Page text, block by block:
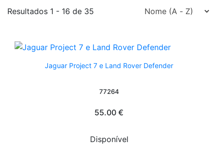
Resultados 1 - 16 de 35
Jaguar Project 7 e Land Rover Defender
77264
55.00 €
Disponível